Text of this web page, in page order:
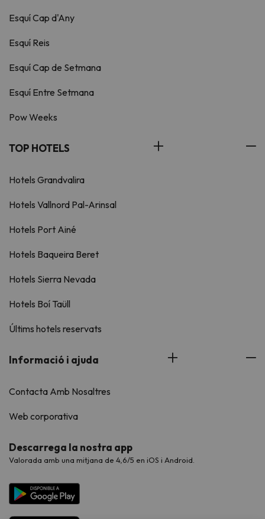
Esquí Cap d'Any
Esquí Reis
Esquí Cap de Setmana
Esquí Entre Setmana
Pow Weeks
TOP HOTELS
Hotels Grandvalira
Hotels Vallnord Pal-Arinsal
Hotels Port Ainé
Hotels Baqueira Beret
Hotels Sierra Nevada
Hotels Boí Taüll
Últims hotels reservats
Informació i ajuda
Contacta Amb Nosaltres
Web corporativa
Descarrega la nostra app
Valorada amb una mitjana de 4,6/5 en iOS i Android.